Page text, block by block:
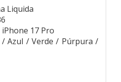
Liquida
17 Pro
Azul / Verde / Púrpura /